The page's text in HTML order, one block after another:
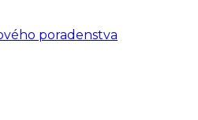
poradenstva